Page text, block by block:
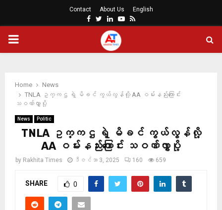
Contact About Us English
Facebook
Twitter
LinkedinYoutube
Rss
PRIMARY
Home
News
TNLA ဥက္ကဌ ရဲ့ မိခင် ကွယ်လွန်လို့ AA ဝမ်းနည်းကြောင်း
သဝဏ်လွှာပို့
News Politic
TNLA ဥက္ကဌ ရဲ့ မိခင် ကွယ်လွန်လို့
AA ဝမ်းနည်းကြောင်း သဝဏ်လွှာပို့
by Rakhita Times ဒီဇင်ဘာ 3, 2025 160 659
SHARE 0